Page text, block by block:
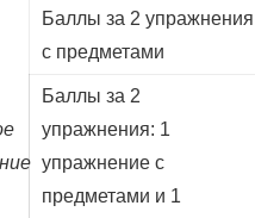
Баллы за 2 упражнения
с предметами
Баллы за 2
упражнения: 1
упражнение с
предметами и 1